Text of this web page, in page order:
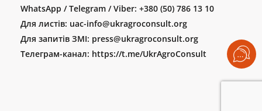
WhatsApp / Telegram / Viber: +380 (50) 786 13 10
Для листів: uac-info@ukragroconsult.org
Для запитів ЗМІ: press@ukragroconsult.org
Телеграм-канал: https://t.me/UkrAgroConsult